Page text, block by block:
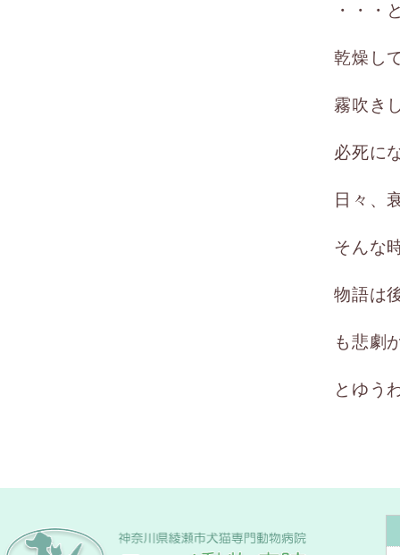
・・・
乾燥し
霧吹き
必死に
日々、
そんな
物語は
も悲劇
とゆう